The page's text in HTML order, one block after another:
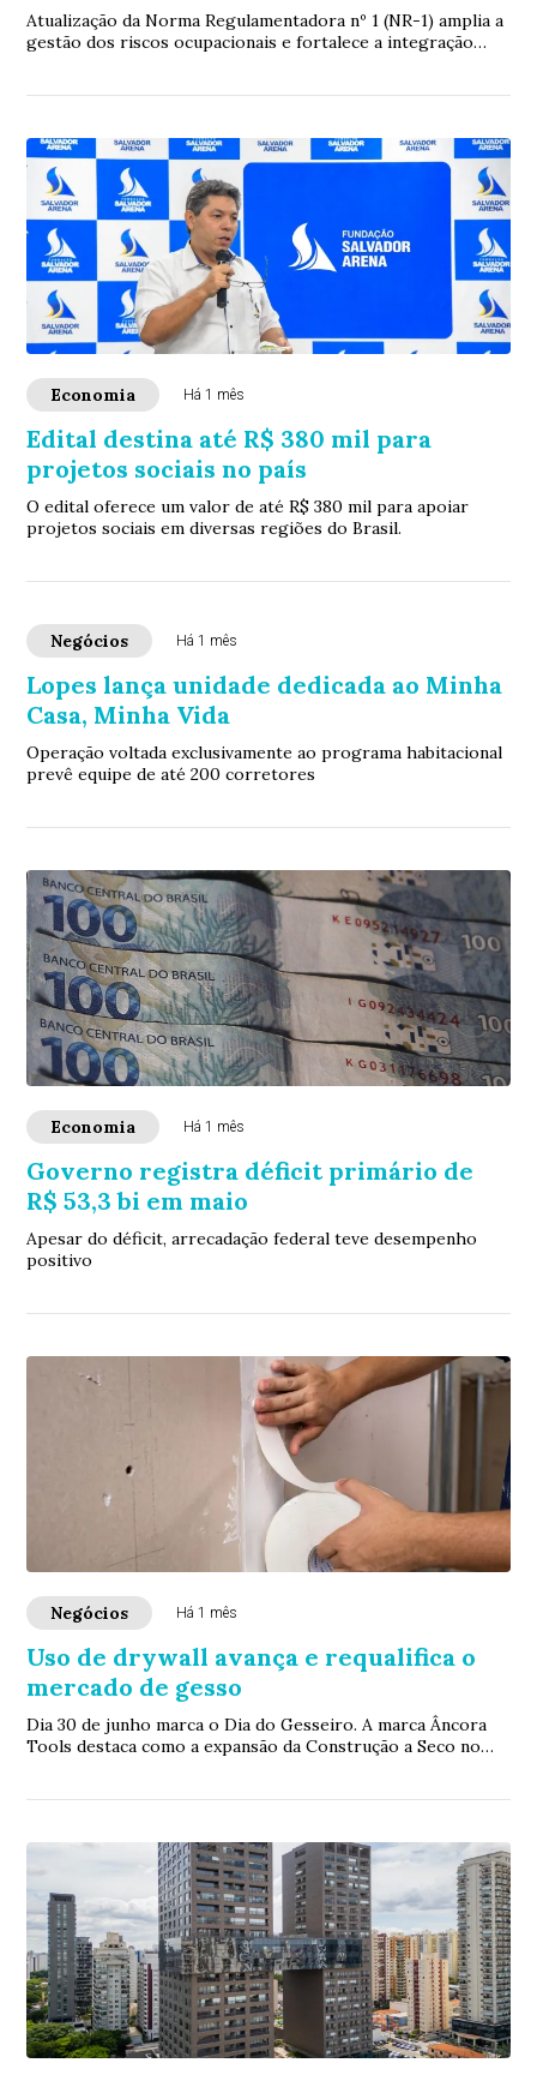
Atualização da Norma Regulamentadora nº 1 (NR-1) amplia a
gestão dos riscos ocupacionais e fortalece a integração
Economia Há 1 mês
Edital destina até R$ 380 mil para
projetos sociais no país
O edital oferece um valor de até R$ 380 mil para apoiar
projetos sociais em diversas regiões do Brasil.
Negócios Há 1 mês
Lopes lança unidade dedicada ao Minha
Casa, Minha Vida
Operação voltada exclusivamente ao programa habitacional
prevê equipe de até 200 corretores
Economia Há 1 mês
Governo registra déficit primário de
R$ 53,3 bi em maio
Apesar do déficit, arrecadação federal teve desempenho
positivo
Negócios Há 1 mês
Uso de drywall avança e requalifica o
mercado de gesso
Dia 30 de junho marca o Dia do Gesseiro. A marca Âncora
Tools destaca como a expansão da Construção a Seco no